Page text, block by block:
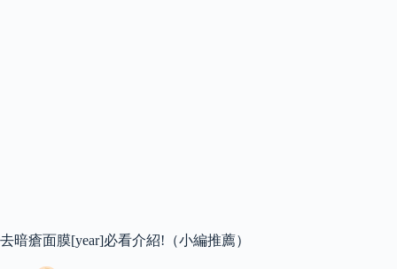
去暗瘡面膜[year]必看介紹!（小編推薦）